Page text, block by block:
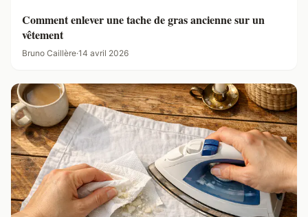
Comment enlever une tache de gras ancienne sur un
vêtement
Bruno Caillère·14 avril 2026